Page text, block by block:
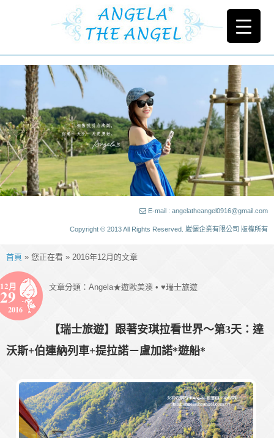
E-mail : angelatheangel0916@gmail.com
Copyright © 2013 All Rights Reserved. 崴儷企業有限公司 版權所有
首頁 » 您正在看 » 2016年12月的文章
12月
29
2016
文章分類： Angela★遊歐美澳 • ♥瑞士旅遊
【瑞士旅遊】跟著安琪拉看世界～第3天：達
沃斯+伯連納列車+提拉諾－盧加諾*遊船*